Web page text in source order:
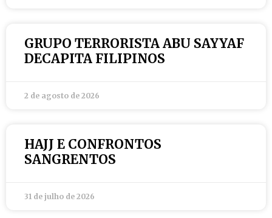
GRUPO TERRORISTA ABU SAYYAF
DECAPITA FILIPINOS
2 de agosto de 2026
HAJJ E CONFRONTOS
SANGRENTOS
31 de julho de 2026